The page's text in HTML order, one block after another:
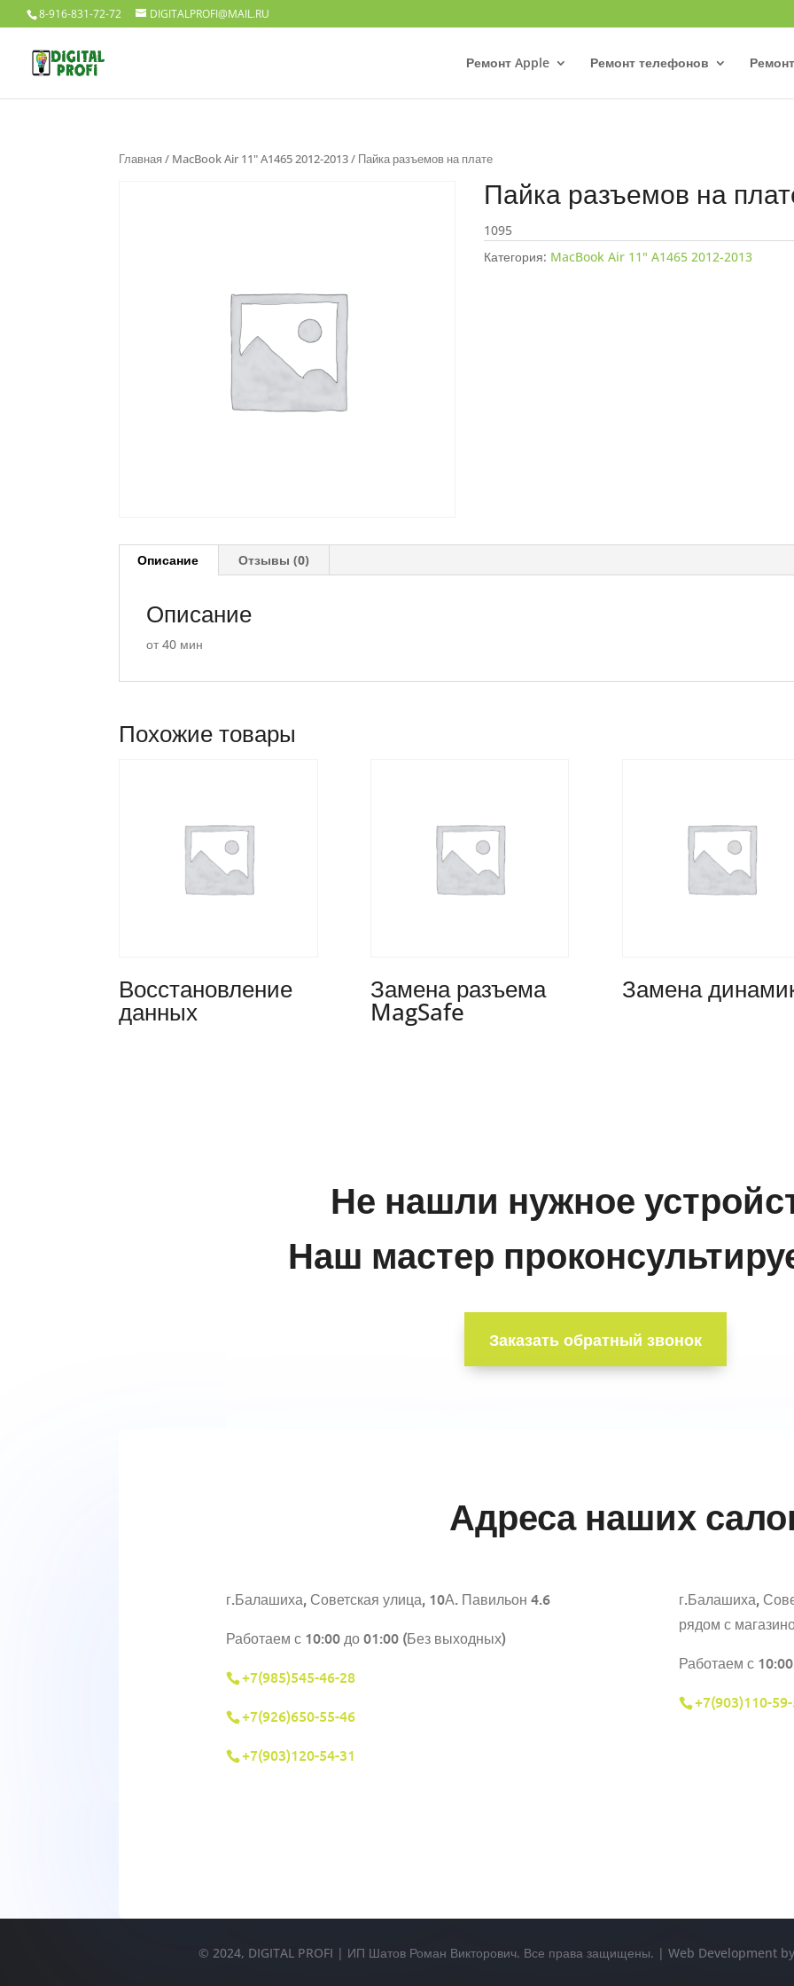
8-916-831-72-72 DIGITALPROFI@MAIL.RU
Ремонт Apple Ремонт телефонов
Главная / MacBook Air 11" A1465 2012-2013/ Пайка разъемов на плате
Пайка разъемов на
1095
Категория: MacBook Air 11" A1465 2012-2013
Описание Отзывы (0)
Описание
от 40 мин
Похожие товары
Восстановление
данных
Замена разъема
MagSafe
Замена
Не нашли нужное
Наш мастер
Заказать обратный звонок
Адреса наших
г.Балашиха, Советская улица, 10А. Павильон 4.6
Работаем с 10:00 до 01:00 (Без выходных)
+7(985)545-46-28
+7(926)650-55-46
+7(903)120-54-31
г.Балашиха,
рядом с
Работаем с
+7(903)110-
© 2024, DIGITAL PROFI | ИП Шатов Роман Викторович. Все права защищены. | Web Development